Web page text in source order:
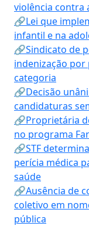
violência contra
🔗Lei que
infantil e na
🔗Sindicato de
indenização
categoria
🔗Decisão
candidaturas
🔗Proprietária
no programa
🔗STF
perícia médica
saúde
🔗Ausência de
coletivo em
pública